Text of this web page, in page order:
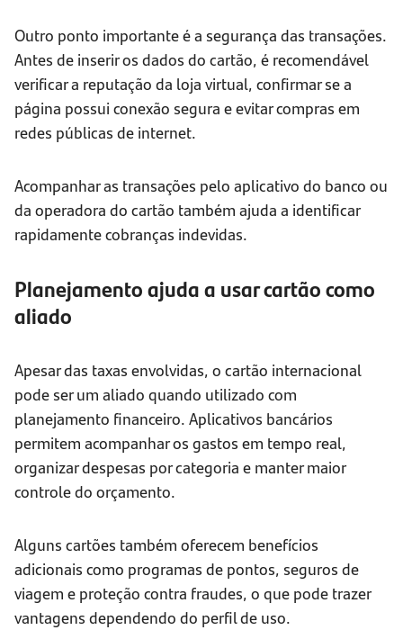
Outro ponto importante é a segurança das transações.
Antes de inserir os dados do cartão, é recomendável
verificar a reputação da loja virtual, confirmar se a
página possui conexão segura e evitar compras em
redes públicas de internet.
Acompanhar as transações pelo aplicativo do banco ou
da operadora do cartão também ajuda a identificar
rapidamente cobranças indevidas.
Planejamento ajuda a usar cartão como
aliado
Apesar das taxas envolvidas, o cartão internacional
pode ser um aliado quando utilizado com
planejamento financeiro. Aplicativos bancários
permitem acompanhar os gastos em tempo real,
organizar despesas por categoria e manter maior
controle do orçamento.
Alguns cartões também oferecem benefícios
adicionais como programas de pontos, seguros de
viagem e proteção contra fraudes, o que pode trazer
vantagens dependendo do perfil de uso.